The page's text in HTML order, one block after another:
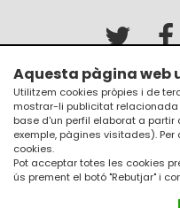
Avís legal
Política de galetes
Aquesta pàgina web
Utilitzem cookies pròpies i de
mostrar-li publicitat
base d'un perfil elaborat a
exemple, pàgines visitades).
cookies.
Pot acceptar totes les cookies
ús prement el botó "Rebutjar" i